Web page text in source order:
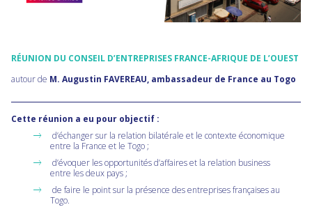
RÉUNION DU CONSEIL D’ENTREPRISES FRANCE-AFRIQUE DE L’OUEST
autour de M. Augustin FAVEREAU, ambassadeur de France au Togo
Cette réunion a eu pour objectif :
d’échanger sur la relation bilatérale et le contexte économique
entre la France et le Togo ;
d’évoquer les opportunités d’affaires et la relation business
entre les deux pays ;
de faire le point sur la présence des entreprises françaises au
Togo.